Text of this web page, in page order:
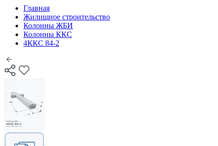
Главная
Жилищное строительство
Колонны ЖБИ
Колонны ККС
4ККС 84-2